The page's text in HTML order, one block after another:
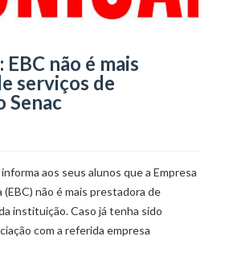
não é mais
serviços de
Senac
aos seus alunos que a Empresa
não é mais prestadora de
instituição. Caso já tenha sido
com a referida empresa